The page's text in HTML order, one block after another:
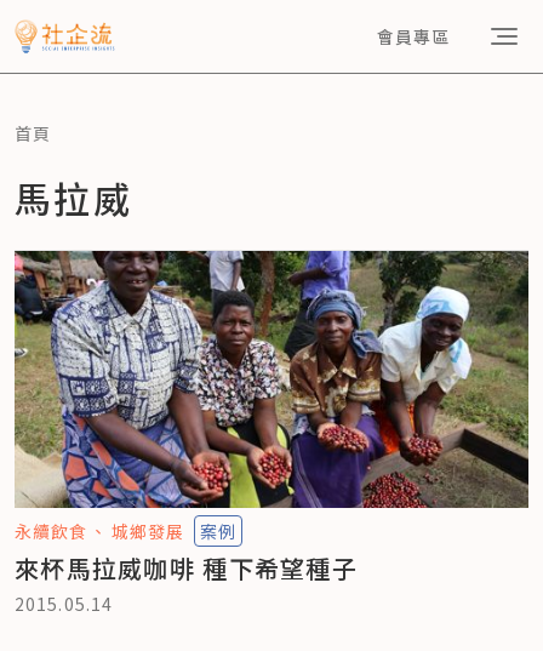
會員專區
首頁
馬拉威
永續飲食 城鄉發展 案例
來杯馬拉威咖啡 種下希望種子
2015.05.14